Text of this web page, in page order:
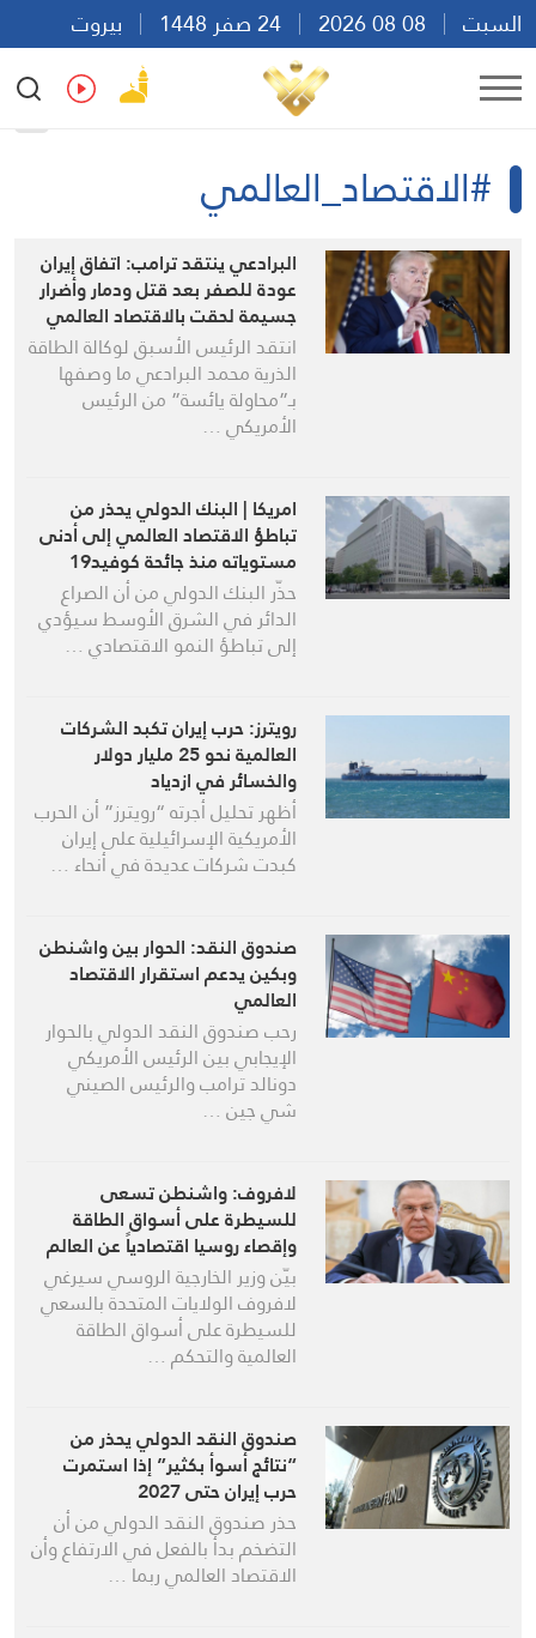
السبت
بيروت
08:26
Ar
#الاقتصاد_العالمي
البرادعي ينتقد ترامب: اتفاق إيران
عودة للصفر بعد قتل ودمار وأضرار
جسيمة لحقت بالاقتصاد العالمي
انتقد الرئيس الأسبق لوكالة الطاقة
الذرية محمد البرادعي ما وصفها
بـ”محاولة يائسة” من الرئيس
الأمريكي …
امريكا | البنك الدولي يحذر من
تباطؤ الاقتصاد العالمي إلى أدنى
مستوياته منذ جائحة كوفيد19
بسبب تداعيات صراع الشرق
الأوسط
حذّر البنك الدولي من أن الصراع
الدائر في الشرق الأوسط سيؤدي
إلى تباطؤ النمو الاقتصادي …
رويترز: حرب إيران تكبد الشركات
العالمية نحو 25 مليار دولار
والخسائر في ازدياد
أظهر تحليل أجرته “رويترز” أن الحرب
الأمريكية الإسرائيلية على إيران
كبدت شركات عديدة في أنحاء …
صندوق النقد: الحوار بين واشنطن
وبكين يدعم استقرار الاقتصاد
العالمي
رحب صندوق النقد الدولي بالحوار
الإيجابي بين الرئيس الأمريكي
دونالد ترامب والرئيس الصيني
شي جين …
لافروف: واشنطن تسعى
للسيطرة على أسواق الطاقة
وإقصاء روسيا اقتصادياً عن العالم
بيّن وزير الخارجية الروسي سيرغي
لافروف الولايات المتحدة بالسعي
للسيطرة على أسواق الطاقة
العالمية والتحكم …
صندوق النقد الدولي يحذر من
“نتائج أسوأ بكثير” إذا استمرت
حرب إيران حتى 2027
حذر صندوق النقد الدولي ‌من أن
التضخم بدأ بالفعل في الارتفاع وأن
الاقتصاد العالمي ربما …